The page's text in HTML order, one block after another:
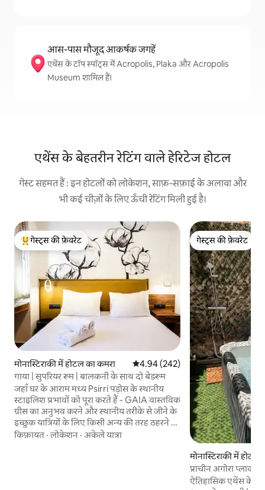
आस-पास मौजूद आकर्षक जगहें
एथेंस के टॉप स्पॉट्स में Acropolis, Plaka और Acropolis
Museum शामिल हैं।
एथेंस के बेहतरीन रेटिंग वाले हेरिटेज होटल
गेस्ट सहमत हैं : इन होटलों को लोकेशन, साफ़-सफ़ाई के अलावा और
भी कई चीज़ों के लिए ऊँची रेटिंग मिली हुई है।
गेस्ट्स का टॉप फ़ेवरेट
गेस्ट्स की फ़ेवरेट
मोनास्टिराकी में होटल का कमरा औसत रेटिंग 5 में से 4.94, 242 समीक्षाएँ
4.94 (242)
गाया | सुपरियर रूम | बालकनी के साथ दो बेडरूम
जहाँ घर के आराम मध्य Psirri पड़ोस के स्थानीय
स्टाइलिश प्रभावों को पूरा करते हैं - GAIA वास्तविक
ग्रीस का अनुभव करने और स्थानीय तरीके से जीने के
इच्छुक यात्रियों के लिए किसी अन्य की तरह ठहरने की
पेशकश नहीं करता है! हमारे नए जीर्णोद्धार किए गए
किफ़ायत ·लोकेशन · अकेले यात्रा
गेस्ट्स की फ़ेवरेट
गेस्ट्स की फ़ेवरेट
मोनास्टिराकी में होटल
प्राचीन अगोरा
ऐतिहासिक एथेंस के